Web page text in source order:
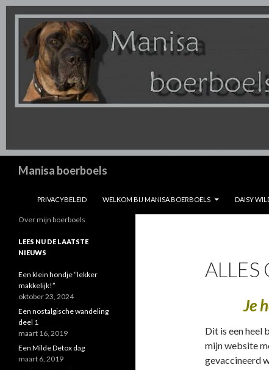
Manisa boerboels
PRIVACYBELEID
WELKOM BIJ MANISA BOERBOELS DAISY
ALLES
Je
Dit is een heel
mijn website
gevaccineerd
Over mijn boerboels
LEES NU DE LAATSTE
NIEUWS
Een klein hondje “lekker
makkelijk!”
oktober 23, 2024
Een nostalgische wandeling
deel 1
maart 16, 2019
Een Milde Detox dag
maart 6, 2019